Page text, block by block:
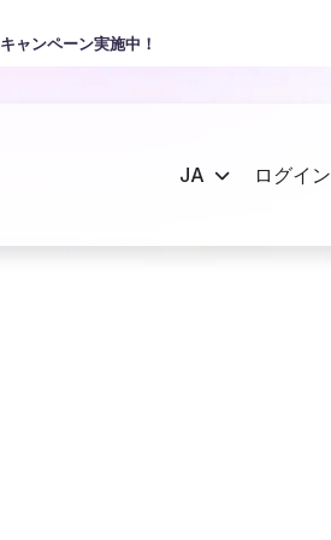
ログイン
ャンペーン実施中！